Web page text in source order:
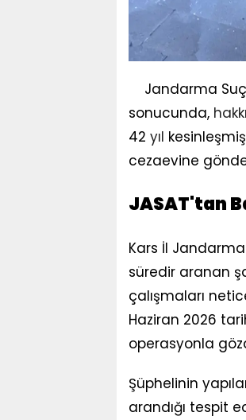
Jandarma
sonucunda,
42 yıl
cezaevine
JASAT'tan
Kars İl
süredir aranan
çalışmaları
Haziran 2026
operasyonla
Şüphelinin
arandığı tespit